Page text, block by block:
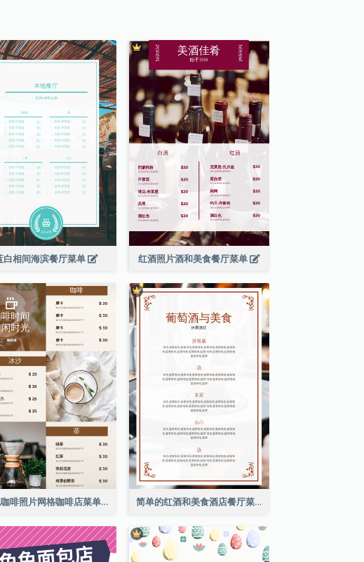
白相间海滨餐厅菜单 红酒照片酒和美食餐厅菜单
棕色咖啡照片网格咖啡店菜单 简单的红酒和美食酒店餐厅菜单